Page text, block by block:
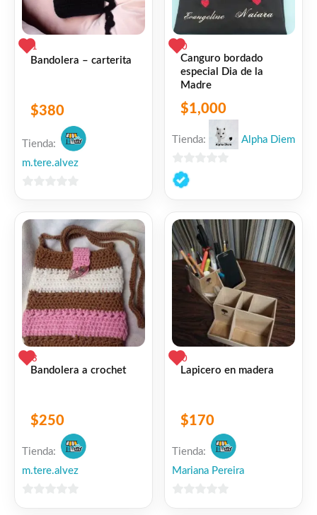
1
Bandolera – carterita
$380
Tienda:
m.tere.alvez
5
0
Canguro bordado
especial Dia de la
Madre
$1,000
Tienda: Alpha Diem
0
de
3
Bandolera a crochet
$250
Tienda:
m.tere.alvez
0
Lapicero en madera
$170
Tienda:
Mariana Pereira